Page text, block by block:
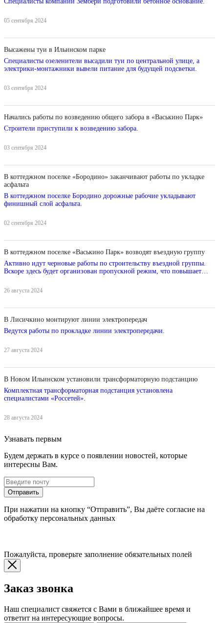
05 сентября 2024
Высажены туи в Ильинском парке
Специалисты озеленители высадили туи по центральной улице, а
электрики-монтажники вывели питание для будущей подсветки.
03 сентября 2024
Начались работы по возведению общего забора в «Васькино Парк»
Строители приступили к возведению забора.
03 сентября 2024
В коттеджном поселке «Бородино» заканчивают работы по укладке
асфальта
В коттеджном поселке Бородино дорожные рабочие укладывают
финишный слой асфальта.
02 сентября 2024
В коттеджном поселке «Васькино Парк» возводят въездную группу
Активно идут черновые работы по строительству въездной группы.
Вскоре здесь будет организован пропускной режим, что повышает
26 августа 2024
В Лисичкино монтируют линии электропередач
Ведутся работы по прокладке линии электропередачи.
27 августа 2024
В Новом Ильинском установили трансформаторную подстанцию
Комплектная трансформаторная подстанция установлена
специалистами «Россетей».
28 августа 2024
Узнавать первым
Будем держать в курсе о появлении новостей, которые
интересны Вам.
Отправить
При нажатии на кнопку “Отправить”, Вы даёте согласие на
обработку персональных данных
Пожалуйста, проверьте заполнение обязательных полей
Заказ звонка
Наш специалист свяжется с Вами в ближайшее время и
ответит на интересующие вопросы.